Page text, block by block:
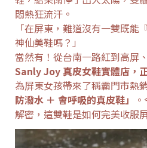
悶熱狂流汗。
「在屏東，難道沒有一雙既能
神仙美鞋嗎？」
當然有！從台南一路紅到高屏
Sanly Joy 真皮女鞋實體店，
為屏東女孩帶來了稱霸門市
防潑水 ＋ 會呼吸的真皮鞋」
解密，這雙鞋是如何完美收服